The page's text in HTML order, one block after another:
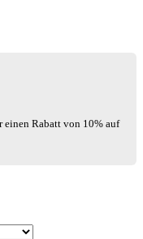
einen Rabatt von 10% auf